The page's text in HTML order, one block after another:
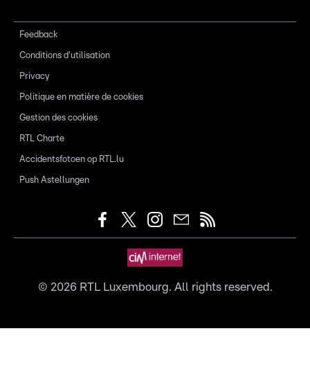
Feedback
Conditions d'utilisation
Privacy
Politique en matière de cookies
Gestion des cookies
RTL Charte
Accidentsfotoen op RTL.lu
Push Astellungen
© 2026RTL Luxembourg. All rights reserved.